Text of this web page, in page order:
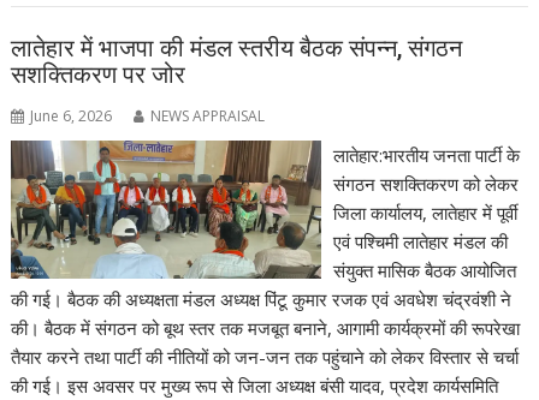
लातेहार में भाजपा की मंडल स्तरीय बैठक संपन्न, संगठन
सशक्तिकरण पर जोर
June 6, 2026 NEWS APPRAISAL
लातेहार:भारतीय जनता पार्टी के
संगठन सशक्तिकरण को लेकर
जिला कार्यालय, लातेहार में पूर्वी
एवं पश्चिमी लातेहार मंडल की
संयुक्त मासिक बैठक आयोजित
की गई। बैठक की अध्यक्षता मंडल अध्यक्ष पिंटू कुमार रजक एवं अवधेश चंद्रवंशी ने
की। बैठक में संगठन को बूथ स्तर तक मजबूत बनाने, आगामी कार्यक्रमों की रूपरेखा
तैयार करने तथा पार्टी की नीतियों को जन-जन तक पहुंचाने को लेकर विस्तार से चर्चा
की गई। इस अवसर पर मुख्य रूप से जिला अध्यक्ष बंसी यादव, प्रदेश कार्यसमिति